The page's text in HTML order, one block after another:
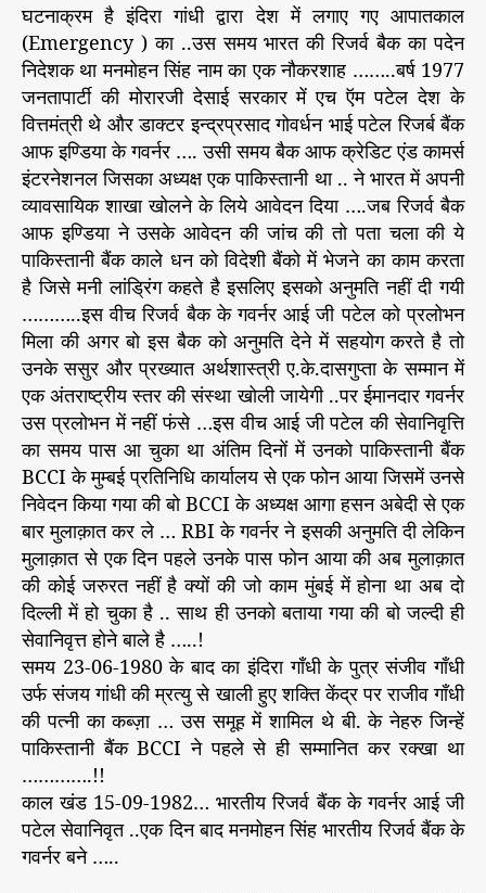
घटनाक्रम है इंदिरा गांधी द्वारा देश में लगाए गए आपातकाल
(Emergency ) का ..उस समय भारत की रिजर्व बैक का पदेन
निदेशक था मनमोहन सिंह नाम का एक नौकरशाह ……..बर्ष 1977
जनतापार्टी की मोरारजी देसाई सरकार में एच ऍम पटेल देश के
वित्तमंत्री थे और डाक्टर इन्द्रप्रसाद गोवर्धन भाई पटेल रिजर्ब बैंक
आफ इण्डिया के गवर्नर …. उसी समय बैक आफ क्रेडिट एंड कामर्स
इंटरनेशनल जिसका अध्यक्ष एक पाकिस्तानी था .. ने भारत में अपनी
व्यावसायिक शाखा खोलने के लिये आवेदन दिया ….जब रिजर्व बैक
आफ इण्डिया ने उसके आवेदन की जांच की तो पता चला की ये
पाकिस्तानी बैंक काले धन को विदेशी बैंको में भेजने का काम करता
है जिसे मनी लांड्रिंग कहते है इसलिए इसको अनुमति नहीं दी गयी
………..इस वीच रिजर्व बैक के गवर्नर आई जी पटेल को प्रलोभन
मिला की अगर बो इस बैक को अनुमति देने में सहयोग करते है तो
उनके ससुर और प्रख्यात अर्थशास्त्री ए.के.दासगुप्ता के सम्मान में
एक अंतराष्ट्रीय स्तर की संस्था खोली जायेगी ..पर ईमानदार गवर्नर
उस प्रलोभन में नहीं फंसे …इस वीच आई जी पटेल की सेवानिवृत्ति
का समय पास आ चुका था अंतिम दिनों में उनको पाकिस्तानी बैंक
BCCI के मुम्बई प्रतिनिधि कार्यालय से एक फोन आया जिसमें उनसे
निवेदन किया गया की बो BCCI के अध्यक्ष आगा हसन अबेदी से एक
बार मुलाक़ात कर ले … RBI के गवर्नर ने इसकी अनुमति दी लेकिन
मुलाक़ात से एक दिन पहले उनके पास फोन आया की अब मुलाक़ात
की कोई जरुरत नहीं है क्यों की जो काम मुंबई में होना था अब दो
दिल्ली में हो चुका है .. साथ ही उनको बताया गया की बो जल्दी ही
सेवानिवृत्त होने बाले है …..!
समय 23-06-1980 के बाद का इंदिरा गाँधी के पुत्र संजीव गाँधी
उर्फ संजय गांधी की म्रत्यु से खाली हुए शक्ति केंद्र पर राजीव गाँधी
की पत्नी का कब्ज़ा … उस समूह में शामिल थे बी. के नेहरु जिन्हें
पाकिस्तानी बैंक BCCI ने पहले से ही सम्मानित कर रक्खा था
………….!!
काल खंड 15-09-1982… भारतीय रिजर्व बैंक के गवर्नर आई जी
पटेल सेवानिवृत ..एक दिन बाद मनमोहन सिंह भारतीय रिजर्व बैंक के
गवर्नर बने …..